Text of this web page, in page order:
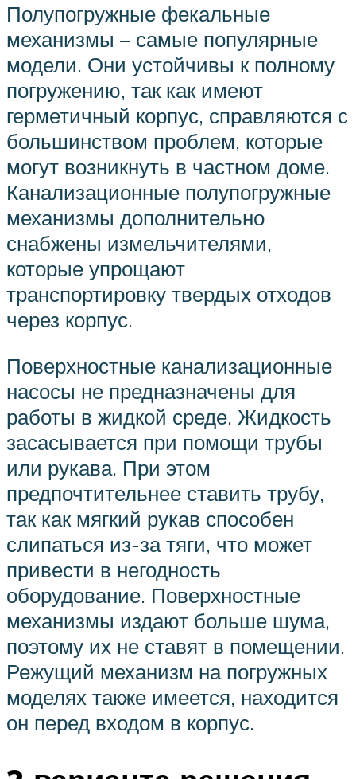
Полупогружные фекальные
механизмы – самые популярные
модели. Они устойчивы к полному
погружению, так как имеют
герметичный корпус, справляются с
большинством проблем, которые
могут возникнуть в частном доме.
Канализационные полупогружные
механизмы дополнительно
снабжены измельчителями,
которые упрощают
транспортировку твердых отходов
через корпус.
Поверхностные канализационные
насосы не предназначены для
работы в жидкой среде. Жидкость
засасывается при помощи трубы
или рукава. При этом
предпочтительнее ставить трубу,
так как мягкий рукав способен
слипаться из-за тяги, что может
привести в негодность
оборудование. Поверхностные
механизмы издают больше шума,
поэтому их не ставят в помещении.
Режущий механизм на погружных
моделях также имеется, находится
он перед входом в корпус.